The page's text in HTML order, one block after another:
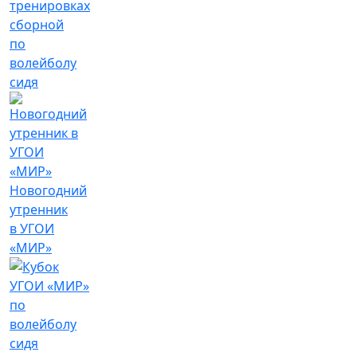
тренировках
сборной
по
волейболу
сидя
Новогодний
утренник
в УГОИ
«МИР»